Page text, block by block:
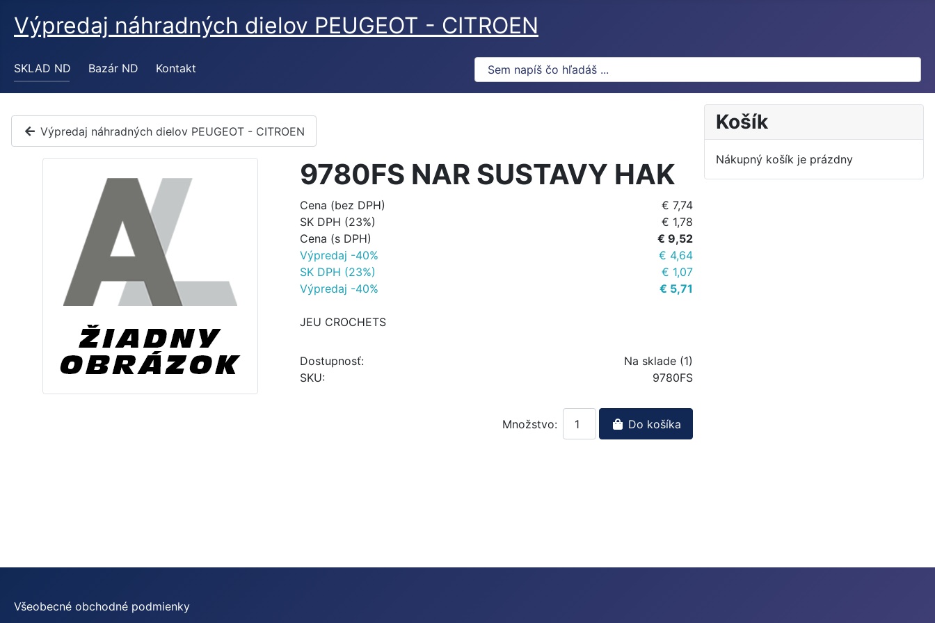
Výpredaj náhradných dielov PEUGEOT - CITROEN
SKLAD ND Bazár ND Kontakt
Výpredaj náhradných dielov PEUGEOT - CITROEN
9780FS NAR SUSTAVY HAK
Cena (bez DPH)
€ 7,74
SK DPH (23%)
€ 1,78
Cena (s DPH)
€ 9,52
Výpredaj -40%
€ 4,64
SK DPH (23%)
€ 1,07
Výpredaj -40%
€ 5,71
JEU CROCHETS
Dostupnosť:
Na sklade (1)
SKU:
9780FS
Množstvo: Do košíka
Košík
Nákupný košík je prázdny
Všeobecné obchodné podmienky